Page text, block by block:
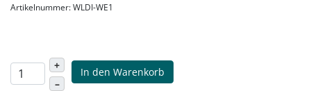
Artikelnummer: WLDI-WE1
+
–
In den Warenkorb